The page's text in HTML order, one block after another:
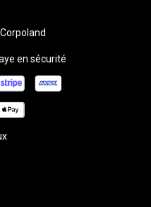
en sécurité